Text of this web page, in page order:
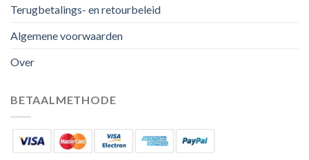
Terugbetalings- en retourbeleid
Algemene voorwaarden
Over
BETAALMETHODE